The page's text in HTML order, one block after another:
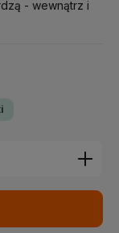
- wewnątrz i
ilość lub użyj